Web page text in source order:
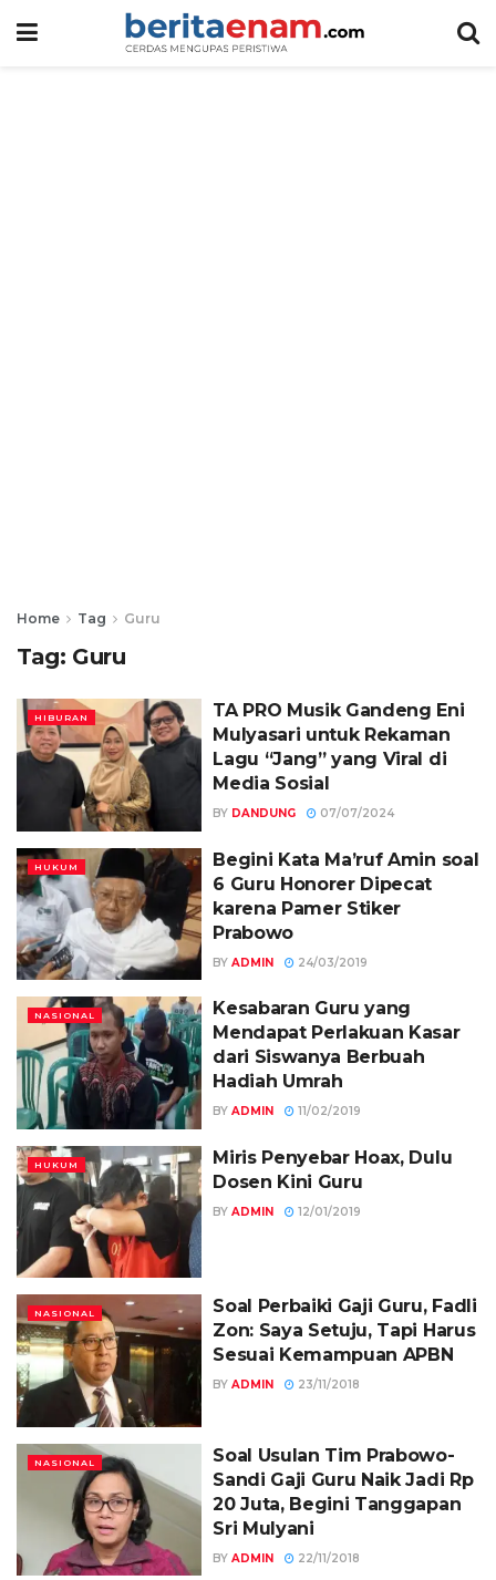
Home Tag Guru
Tag: Guru
HIBURAN
TA PRO Musik Gandeng Eni
Mulyasari untuk Rekaman
Lagu “Jang” yang Viral di
Media Sosial
BY DANDUNG 07/07/2024
HUKUM
Begini Kata Ma’ruf Amin soal
6 Guru Honorer Dipecat
karena Pamer Stiker
Prabowo
BY ADMIN 24/03/2019
NASIONAL
Kesabaran Guru yang
Mendapat Perlakuan Kasar
dari Siswanya Berbuah
Hadiah Umrah
BY ADMIN 11/02/2019
HUKUM
Miris Penyebar Hoax, Dulu
Dosen Kini Guru
BY ADMIN 12/01/2019
NASIONAL
Soal Perbaiki Gaji Guru, Fadli
Zon: Saya Setuju, Tapi Harus
Sesuai Kemampuan APBN
BY ADMIN 23/11/2018
NASIONAL
Soal Usulan Tim Prabowo-
Sandi Gaji Guru Naik Jadi Rp
20 Juta, Begini Tanggapan
Sri Mulyani
BY ADMIN 22/11/2018